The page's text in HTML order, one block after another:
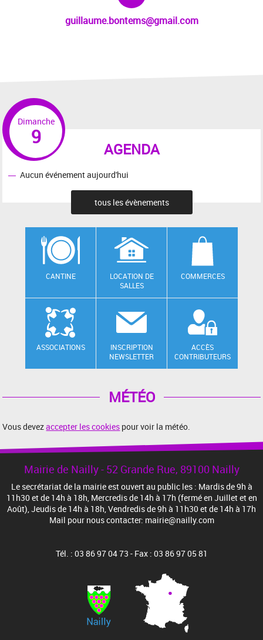
guillaume.bontems@gmail.com
AGENDA
Dimanche
9
Aucun événement aujourd'hui
tous les évènements
CANTINE
LOCATION DE
SALLES
COMMERCES
ASSOCIATIONS
INSCRIPTION
NEWSLETTER
ACCÈS
CONTRIBUTEURS
MÉTÉO
Vous devezaccepter les cookies pour voir la météo.
Mairie de Nailly - 52 Grande Rue, 89100 Nailly
Le secrétariat de la mairie est ouvert au public les : Mardis de 9h à
11h30 et de 14h à 18h, Mercredis de 14h à 17h (fermé en Juillet et en
Août), Jeudis de 14h à 18h, Vendredis de 9h à 11h30 et de 14h à 17h
Mail pour nous contacter: mairie@nailly.com
Tél. : 03 86 97 04 73 - Fax : 03 86 97 05 81